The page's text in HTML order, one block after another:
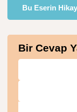
Bu Eserin
Bir Cevap